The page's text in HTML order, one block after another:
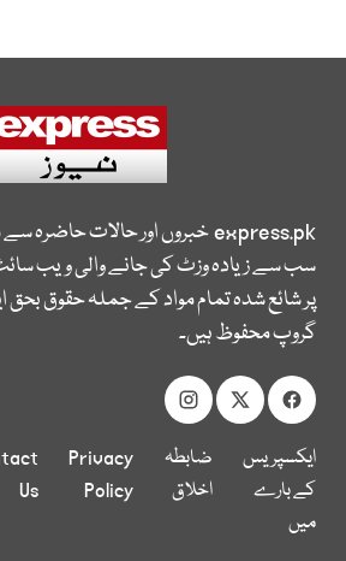
express.pkخبروں اور حالات حاضرہ
سب سے زیادہ وزٹ کی جانے والی ویب
پر شائع شدہ تمام مواد کے جملہ حقوق
گروپ محفوظ ہیں۔
ایکسپریس
کے بارے
میں
ضابطہ
اخلاق
Privacy
Policy
Us